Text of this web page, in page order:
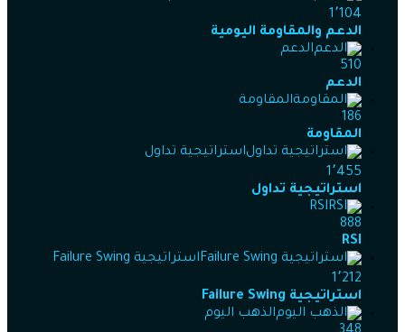
1٬104
الدعم والمقاومة اليومية
الدعم
510
الدعم
المقاومة
186
المقاومة
استراتيجية تداول
1٬455
استراتيجية تداول
RSI
888
RSI
استراتيجية Failure Swing
1٬212
استراتيجية Failure Swing
الذهب اليوم